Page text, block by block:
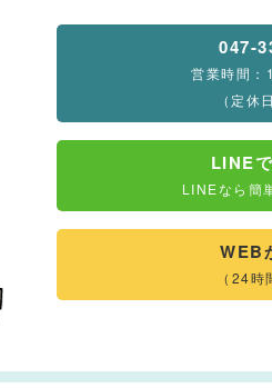
047-
営業時間
（定休
LINE
LINEなら簡
WEB
（24時